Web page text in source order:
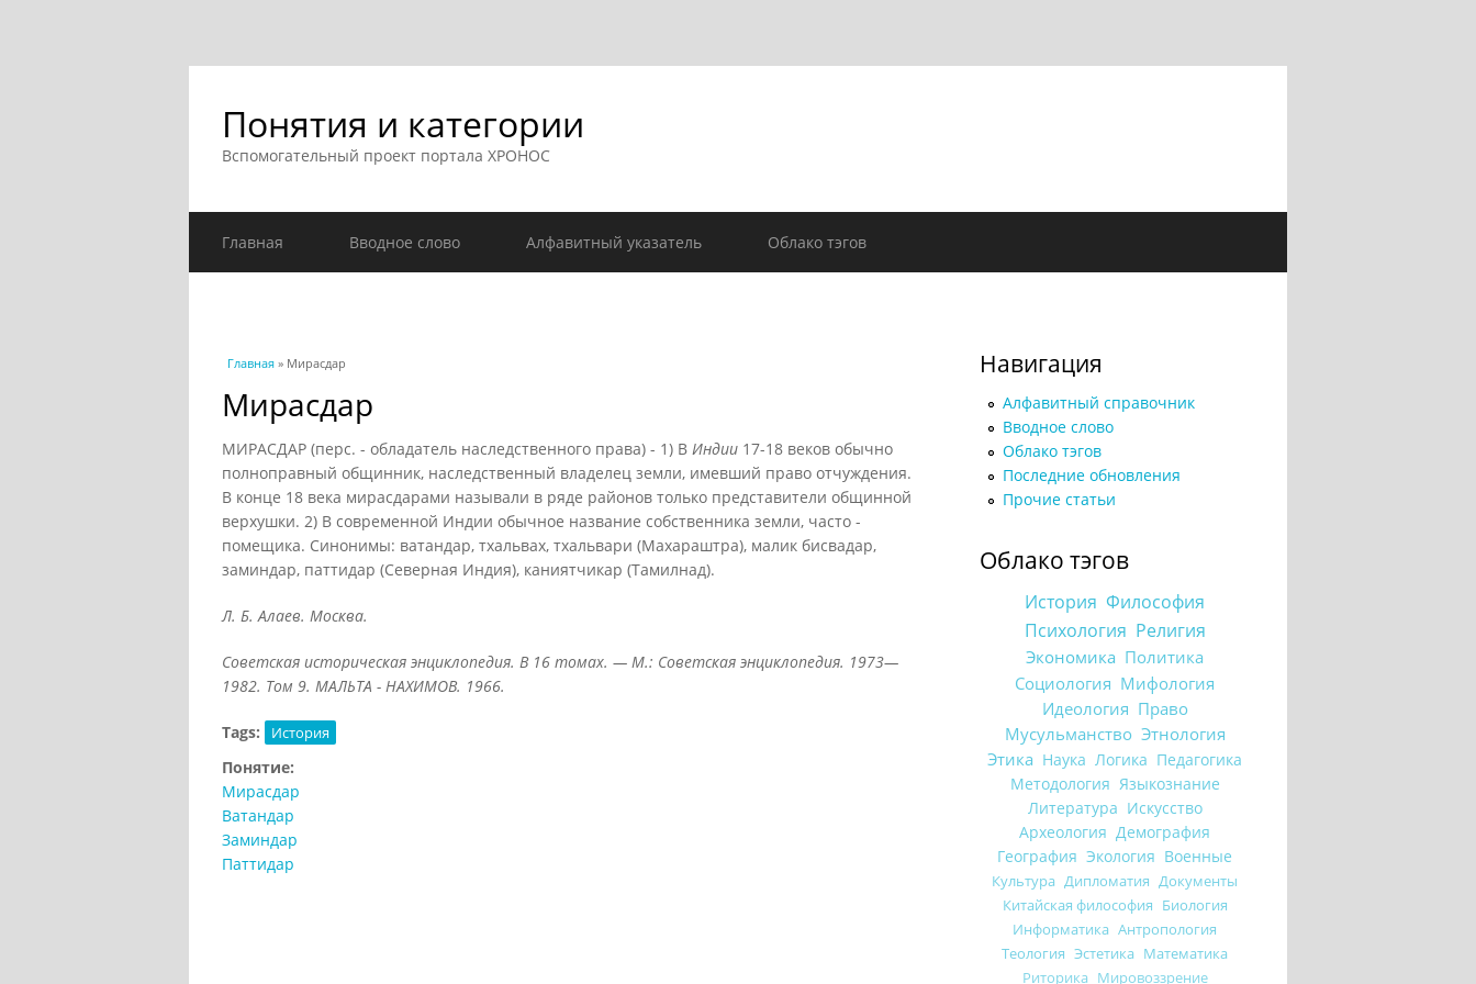
Понятия и категории
Вспомогательный проект портала ХРОНОС
Главная Вводное слово Алфавитный указатель Облако тэгов
Вы здесь
Главная » Мирасдар
Мирасдар
МИРАСДАР (перс. - обладатель наследственного права) - 1) В Индии 17-18 веков обычно
полноправный общинник, наследственный владелец земли, имевший право отчуждения.
В конце 18 века мирасдарами называли в ряде районов только представители общинной
верхушки. 2) В современной Индии обычное название собственника земли, часто -
помещика. Синонимы: ватандар, тхальвах, тхальвари (Махараштра), малик бисвадар,
заминдар, паттидар (Северная Индия), каниятчикар (Тамилнад).
Л. Б. Алаев. Москва.
Советская историческая энциклопедия. В 16 томах. — М.: Советская энциклопедия. 1973—
1982. Том 9. МАЛЬТА - НАХИМОВ. 1966.
Tags: История
Понятие:
Мирасдар
Ватандар
Заминдар
Паттидар
Навигация
Алфавитный справочник
Вводное слово
Облако тэгов
Последние обновления
Прочие статьи
Облако тэгов
История Философия
Психология Религия
Экономика Политика
Социология Мифология
Идеология Право
Мусульманство Этнология
Этика Наука Логика Педагогика
Методология Языкознание
Литература Искусство
Археология Демография
География Экология Военные
Культура Дипломатия Документы
Китайская философия Биология
Информатика Антропология
Теология Эстетика Математика
Риторика Мировоззрение